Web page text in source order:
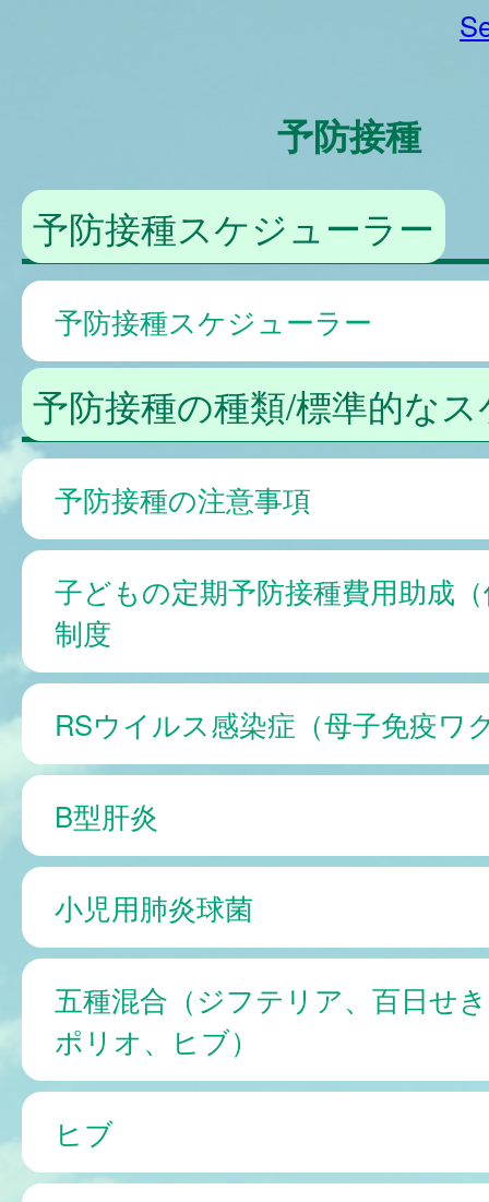
予防接種
予防接種スケジューラー
予防接種スケジューラー
予防接種の種類/標準的な
予防接種の注意事項
子どもの定期予防接種費用助成
制度
RSウイルス感染症（母子免疫ワ
B型肝炎
小児用肺炎球菌
五種混合（ジフテリア、百日せ
ポリオ、ヒブ）
ヒブ